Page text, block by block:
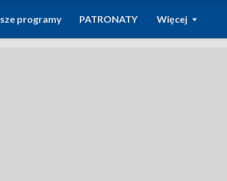
programy PATRONATY Więcej